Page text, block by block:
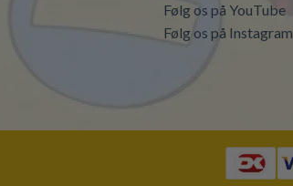
Følg os på YouTube
Følg os på Instagram